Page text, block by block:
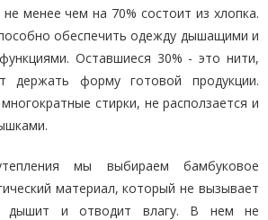
не менее чем на 70% состоит из хлопка.
обеспечить одежду дышащими и
Оставшиеся 30% - это нити,
держать форму готовой продукции.
стирки, не расползается и
мы выбираем бамбуковое
материал, который не вызывает
дышит и отводит влагу. В нем не